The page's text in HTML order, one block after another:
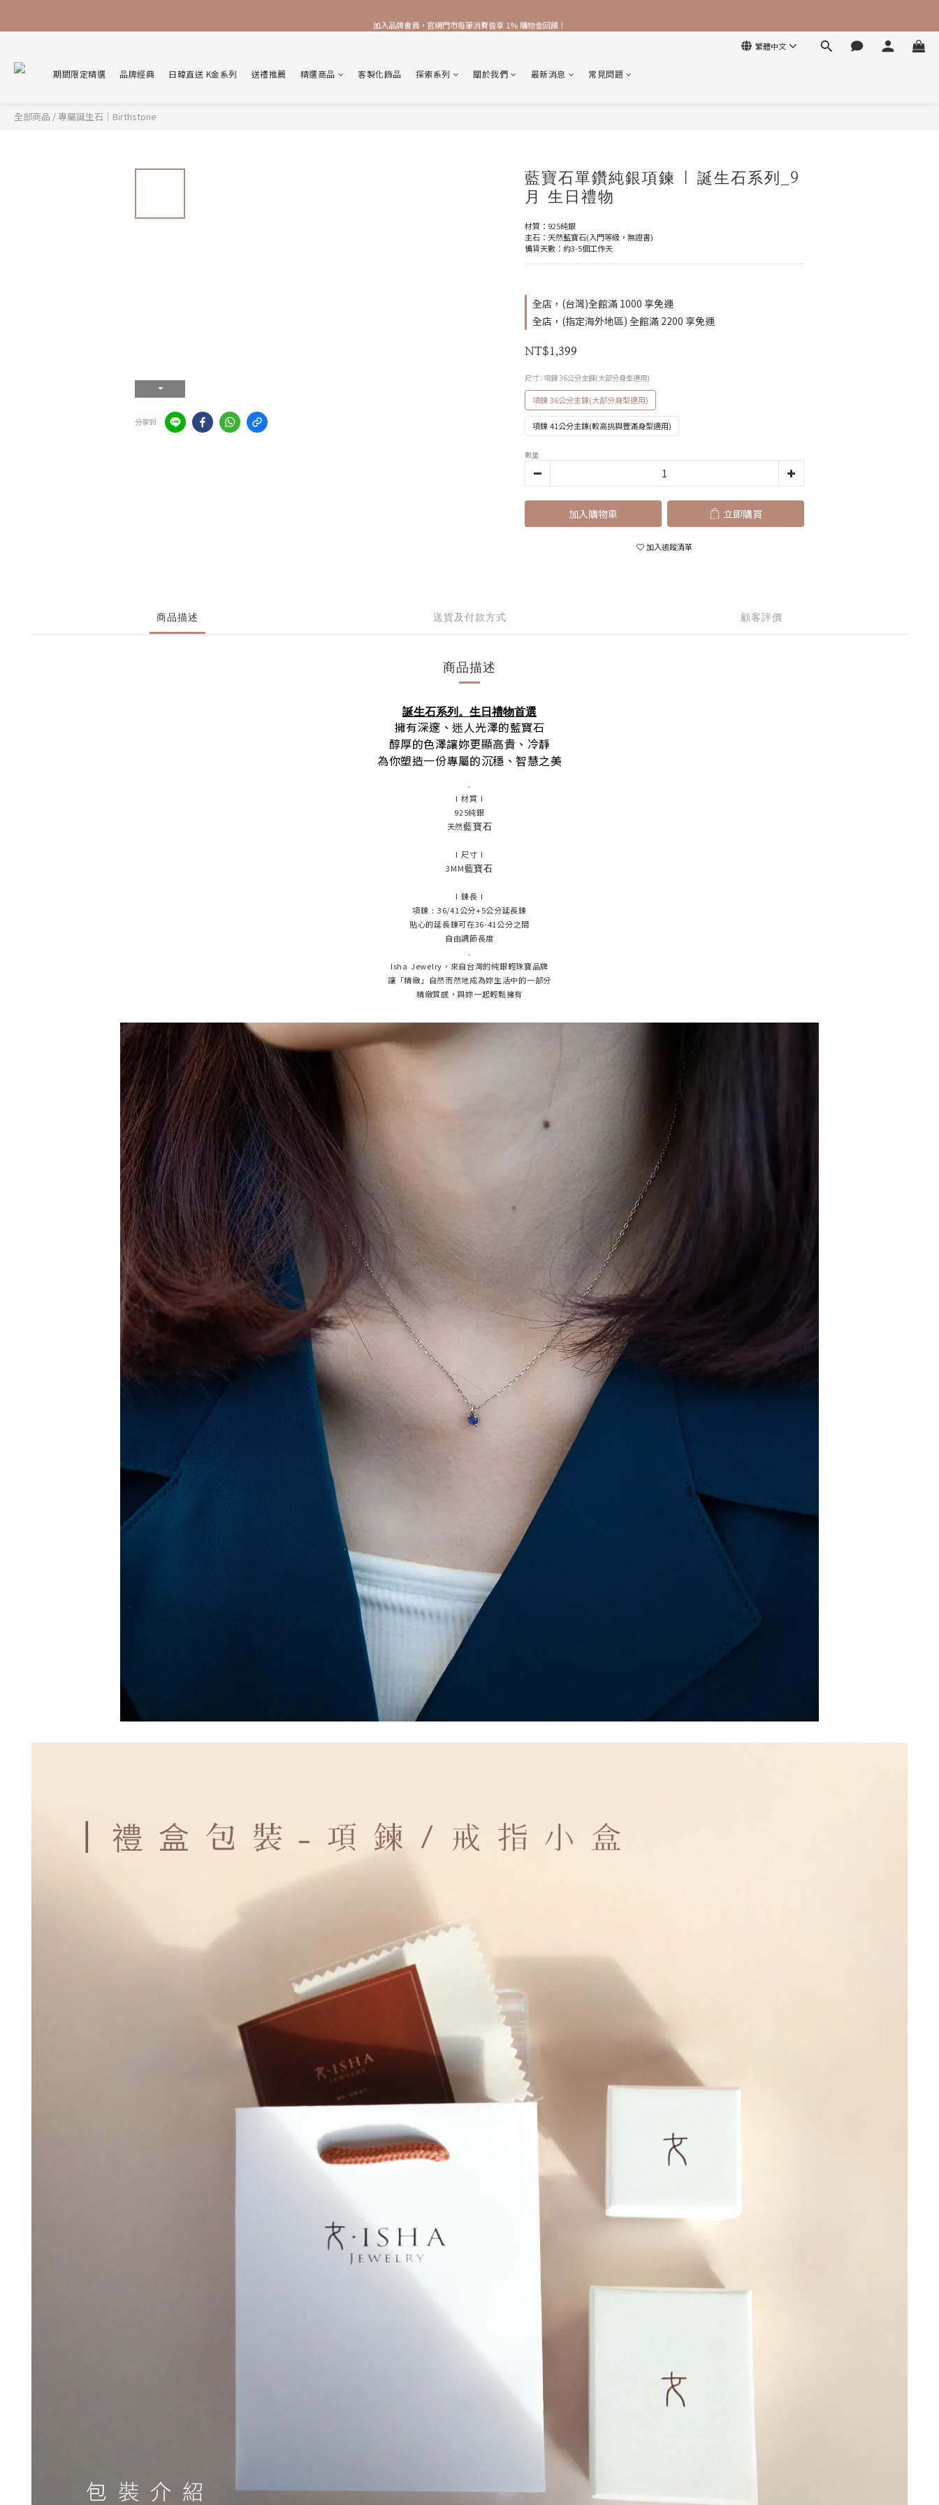
加入品牌會員，官網門市每筆消費皆享 1% 購物金回饋！
繁體中文
期間限定精選 品牌經典 日韓直送 K金系列 送禮推薦 精選商品 客製化飾品 探索系列 關於我們 最新消息 常見問題
全部商品 /專屬誕生石｜Birthstone
分享到
藍寶石單鑽純銀項鍊 | 誕生石系列_9
月 生日禮物
材質：925純銀
主石：天然藍寶石(入門等級，無證書)
備貨天數：約3-5個工作天
全店，(台灣)全館滿 1000 享免運
全店，(指定海外地區) 全館滿 2200 享免運
NT$1,399
尺寸 : 項鍊 36公分主鍊(大部分身型適用)
項鍊 36公分主鍊(大部分身型適用)
項鍊 41公分主鍊(較高挑與豐滿身型適用)
數量
加入購物車 立即購買
加入追蹤清單
商品描述 送貨及付款方式 顧客評價
商品描述
誕生石系列。生日禮物首選
擁有深邃、迷人光澤的藍寶石
醇厚的色澤讓妳更顯高貴、冷靜
為你塑造一份專屬的沉穩、智慧之美
.
I 材質 I
925純銀
天然藍寶石
I 尺寸 I
3MM藍寶石
I 鍊長 I
項鍊 : 36/41公分+5公分延長鍊
貼心的延長鍊可在36-41公分之間
自由調節長度
.
Isha Jewelry，來自台灣的純銀輕珠寶品牌
讓「精緻」自然而然地成為妳生活中的一部分
精緻質感，與妳一起輕鬆擁有